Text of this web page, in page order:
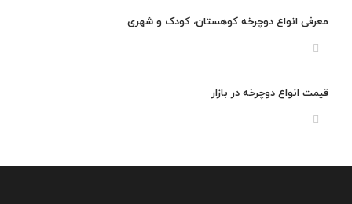
معرفی انواع دوچرخه کوهستان، کودک و شهری
قیمت انواع دوچرخه در بازار